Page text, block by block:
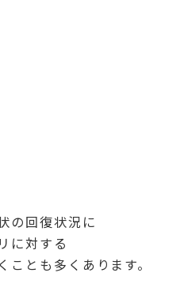
の回復状況に
に対する
とも多くあります。